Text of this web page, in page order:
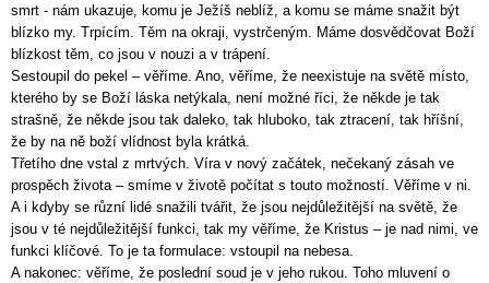
smrt - nám ukazuje, komu je Ježíš neblíž, a komu se máme snažit být
blízko my. Trpícím. Těm na okraji, vystrčeným. Máme dosvědčovat Boží
blízkost těm, co jsou v nouzi a v trápení.
Sestoupil do pekel – věříme. Ano, věříme, že neexistuje na světě místo,
kterého by se Boží láska netýkala, není možné říci, že někde je tak
strašně, že někde jsou tak daleko, tak hluboko, tak ztracení, tak hříšní,
že by na ně boží vlídnost byla krátká.
Třetího dne vstal z mrtvých. Víra v nový začátek, nečekaný zásah ve
prospěch života – smíme v životě počítat s touto možností. Věříme v ni.
A i kdyby se různí lidé snažili tvářit, že jsou nejdůležitější na světě, že
jsou v té nejdůležitější funkci, tak my věříme, že Kristus – je nad nimi, ve
funkci klíčové. To je ta formulace: vstoupil na nebesa.
A nakonec: věříme, že poslední soud je v jeho rukou. Toho mluvení o